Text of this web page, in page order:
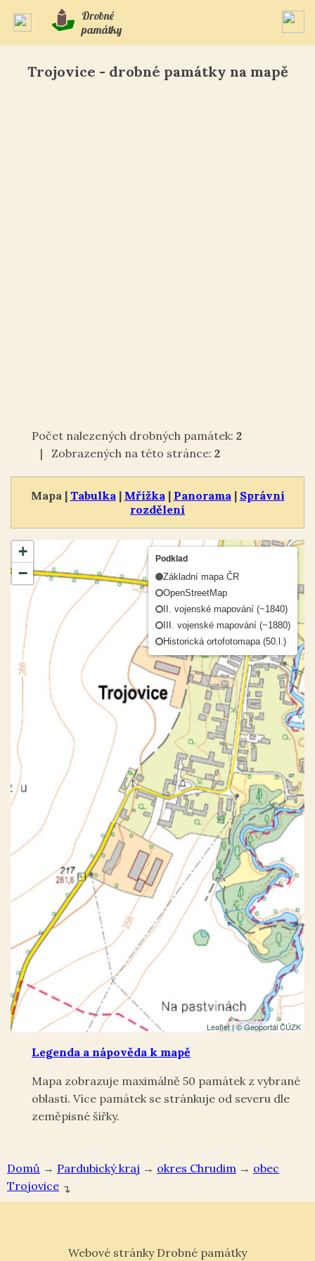
Drobné
památky
Trojovice - drobné památky na mapě
Domů → Pardubický kraj → okres Chrudim →
Trojovice ↴
Počet nalezených drobných památek: 2
| Zobrazených na této stránce: 2
Mapa | Tabulka | Mřížka | Panorama | Správní
rozdělení
+
−
Leaflet| ©Geoportál ČÚZK
Podklad
Základní mapa ČR
OpenStreetMap
II. vojenské mapování (~1840)
III. vojenské mapování (~1880)
Historická ortofotomapa (50.l.)
Legenda a nápověda k mapě
Mapa zobrazuje maximálně 50 památek z vybrané
oblasti. Více památek se stránkuje od severu dle
zeměpisné šířky.
Webové stránky Drobné památky